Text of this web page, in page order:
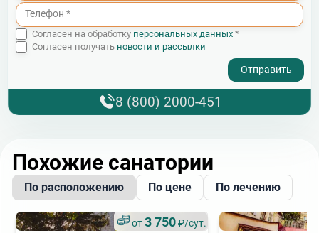
Согласен на обработку персональных данных *
Согласен получать новости и рассылки
8 (800) 2000-451
Похожие санатории
По расположению По цене По лечению
от3 750₽/сут.